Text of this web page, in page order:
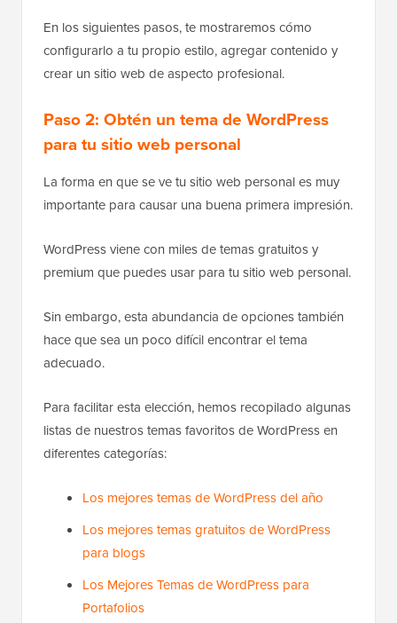
En los siguientes pasos, te mostraremos cómo
configurarlo a tu propio estilo, agregar contenido y
crear un sitio web de aspecto profesional.
Paso 2: Obtén un tema de WordPress
para tu sitio web personal
La forma en que se ve tu sitio web personal es muy
importante para causar una buena primera impresión.
WordPress viene con miles de temas gratuitos y
premium que puedes usar para tu sitio web personal.
Sin embargo, esta abundancia de opciones también
hace que sea un poco difícil encontrar el tema
adecuado.
Para facilitar esta elección, hemos recopilado algunas
listas de nuestros temas favoritos de WordPress en
diferentes categorías:
Los mejores temas de WordPress del año
Los mejores temas gratuitos de WordPress
para blogs
Los Mejores Temas de WordPress para
Portafolios